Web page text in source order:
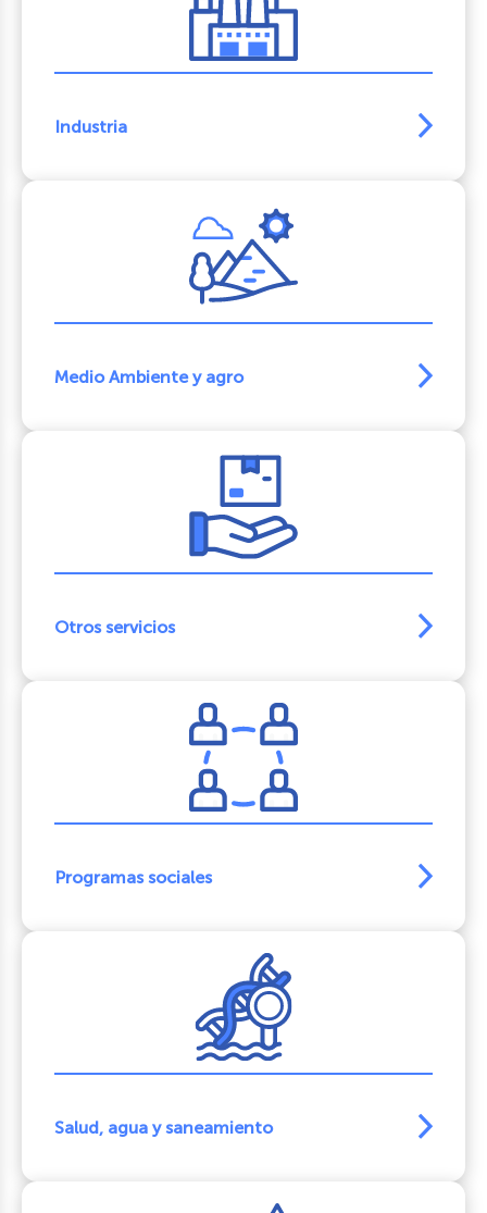
Industria
Medio Ambiente y agro
Otros servicios
Programas sociales
Salud, agua y saneamiento